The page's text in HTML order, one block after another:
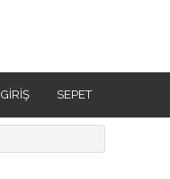
GIRIŞ SEPET